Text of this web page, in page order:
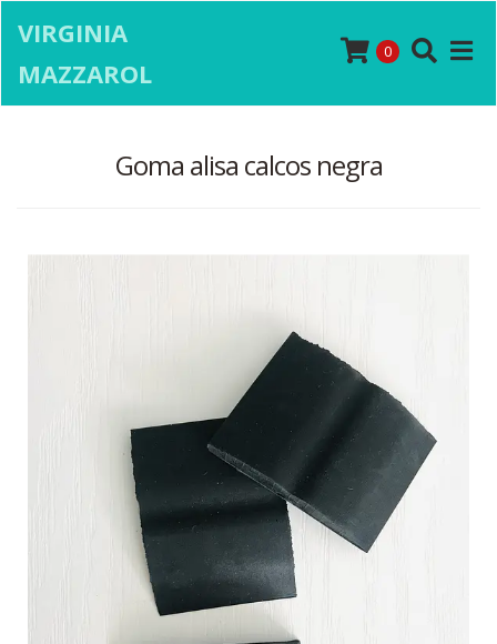
VIRGINIA
MAZZAROL
0
Goma alisa calcos negra